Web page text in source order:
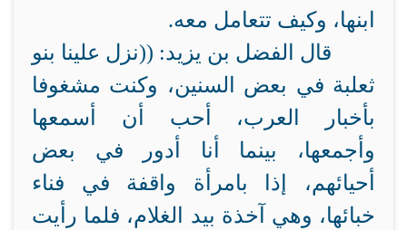
ابنها، وكيف تتعامل معه.
قال الفضل بن يزيد: ((نزل علينا بنو
ثعلبة في بعض السنين، وكنت مشغوفا
بأخبار العرب، أحب أن أسمعها
وأجمعها، بينما أنا أدور في بعض
أحيائهم، إذا بامرأة واقفة في فناء
خبائها، وهي آخذة بيد الغلام، فلما رأيت